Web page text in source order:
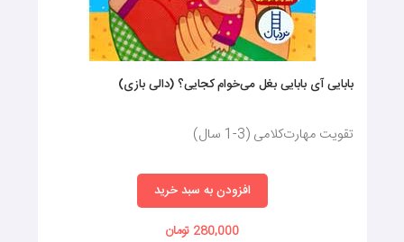
بابایی آی بابایی بغل می‌خوام کجایی؟ (دالی بازی)
تقویت مهارت‌کلامی (3-1 سال)
افزودن به سبد خرید
280,000 تومان